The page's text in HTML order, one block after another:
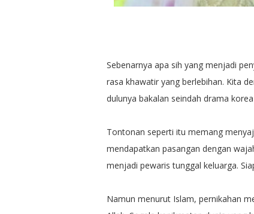
Sebenarnya apa sih yang menjadi
rasa khawatir yang berlebihan. Kita
dulunya bakalan seindah drama
Tontonan seperti itu memang
mendapatkan pasangan dengan
menjadi pewaris tunggal keluarga.
Namun menurut Islam, pernikahan